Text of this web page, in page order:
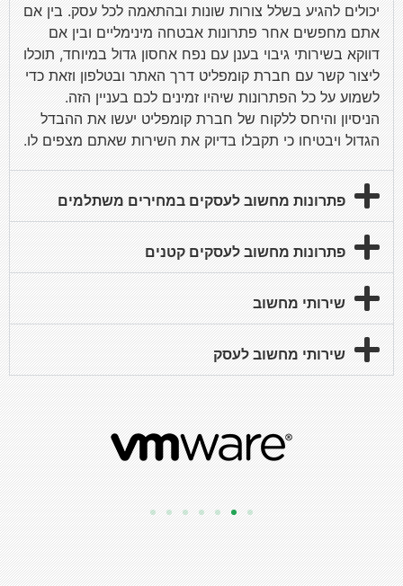
יכולים להגיע בשלל צורות שונות ובהתאמה לכל עסק. בין אם
אתם מחפשים אחר פתרונות אבטחה מינימליים ובין אם
דווקא בשירותי גיבוי בענן עם נפח אחסון גדול במיוחד, תוכלו
ליצור קשר עם חברת קומפליט דרך האתר ובטלפון וזאת כדי
לשמוע על כל הפתרונות שיהיו זמינים לכם בעניין הזה.
הניסיון והיחס ללקוח של חברת קומפליט יעשו את ההבדל
הגדול ויבטיחו כי תקבלו בדיוק את השירות שאתם מצפים לו.
פתרונות מחשוב לעסקים במחירים משתלמים
פתרונות מחשוב לעסקים קטנים
שירותי מחשוב
שירותי מחשוב לעסק